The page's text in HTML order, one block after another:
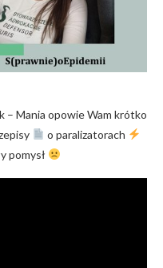
Mania opowie Wam krótko
o paralizatorach
pomysł